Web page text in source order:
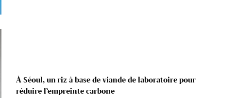
À Séoul, un riz à base de viande de laboratoire pour
réduire l’empreinte carbone